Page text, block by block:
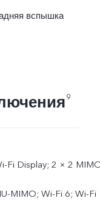
вспышка
9
Fi Display; 2 × 2
MIMO; Wi-Fi 6; Wi-Fi